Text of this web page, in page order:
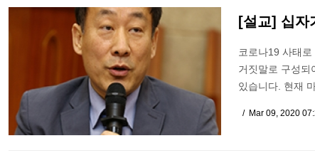
[설교] 십자
코로나19 사태
거짓말로 구성되
있습니다. 현재
Mar 09, 2020